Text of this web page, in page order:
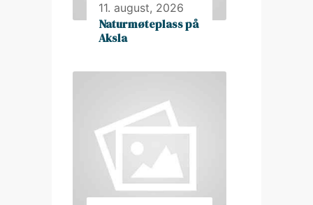
11. august, 2026
Naturmøteplass på
Aksla